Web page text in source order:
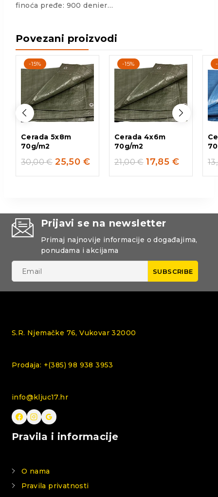
finoća pređe: 900 denier…
Povezani proizvodi
-15%
Cerada 5x8m
70g/m2
30,00€ 25,50 €
-15%
Cerada 4x6m
70g/m2
21,00€ 17,85 €
Prijavi se na newsletter
Primaj najnovije informacije o događajima,
ponudama i akcijama
S.R. Njemačke 76, Vukovar 32000
Prodaja: +(385) 98 938 3953
info@kljuc17.hr
Pravila i informacije
O nama
Pravila privatnosti